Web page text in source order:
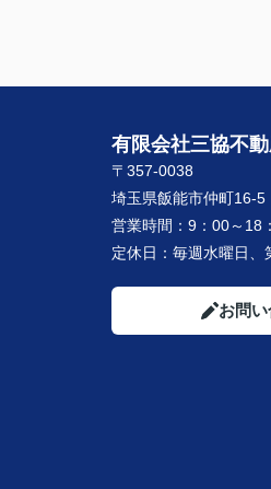
有限会社三協不
〒357-0038
埼玉県飯能市仲町16-5
営業時間： 9：00～18
定休日： 毎週水曜日、
お問